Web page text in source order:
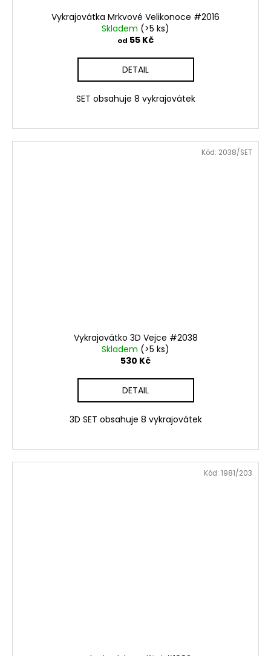
Vykrajovátka Mrkvové Velikonoce #2016
Skladem (>5 ks)
od 55 Kč
DETAIL
SET obsahuje 8 vykrajovátek
Vykrajovátko 3D Vejce #2038
Skladem (>5 ks)
530 Kč
DETAIL
3D SET obsahuje 8 vykrajovátek
Kód: 2038/SET
Kód: 1981/203